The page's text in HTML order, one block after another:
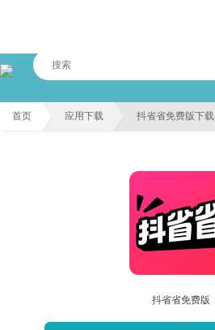
首页 应用下载 抖省省免费版下载
抖省省免费版